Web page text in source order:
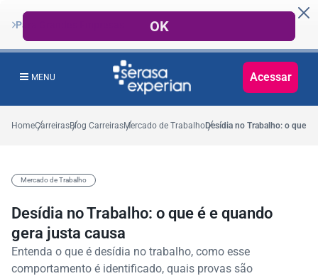
Para Grandes Empresas
MENU Acessar
HomeCarreirasBlog CarreirasMercado de TrabalhoDesídia no Trabalho: o que é
Mercado de Trabalho
Desídia no Trabalho: o que é e quando
gera justa causa
Entenda o que é desídia no trabalho, como esse
comportamento é identificado, quais provas são